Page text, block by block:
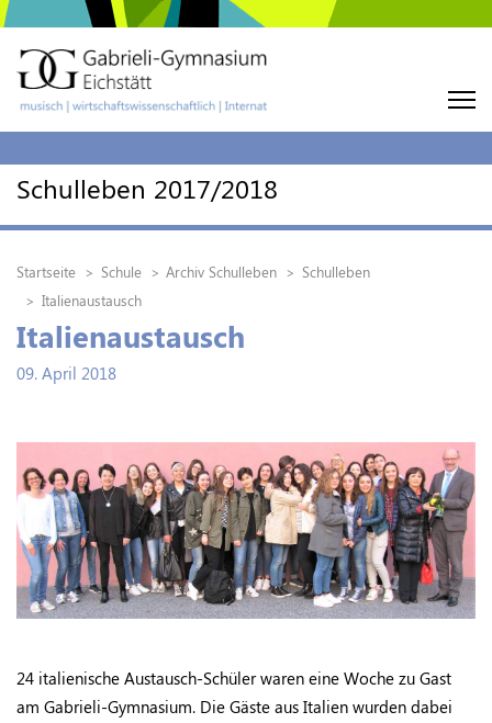
Schulleben 2017/2018
Startseite Schule Archiv Schulleben
Schulleben
Italienaustausch
Italienaustausch
09. April 2018
24 italienische Austausch-Schüler waren eine Woche zu Gast
am Gabrieli-Gymnasium. Die Gäste aus Italien wurden dabei